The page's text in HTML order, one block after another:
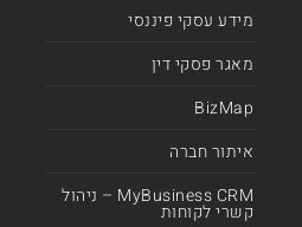
מידע עסקי פיננסי
מאגר פסקי דין
BizMap
איתור חברה
MyBusiness CRM – ניהול
קשרי לקוחות